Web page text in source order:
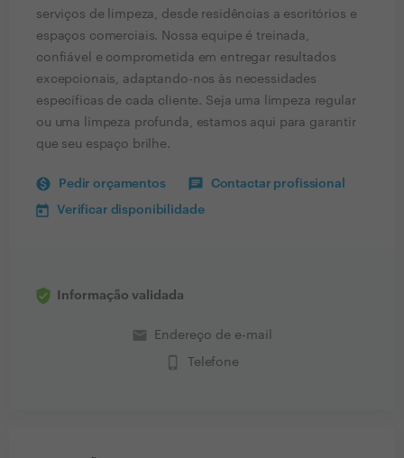
serviços de limpeza, desde residências a escritórios e
espaços comerciais. Nossa equipe é treinada,
confiável e comprometida em entregar resultados
excepcionais, adaptando-nos às necessidades
específicas de cada cliente. Seja uma limpeza regular
ou uma limpeza profunda, estamos aqui para garantir
que seu espaço brilhe.
Pedir orçamentos Contactar profissional
Verificar disponibilidade
Informação validada
email Endereço de e-mail
phone_iphone Telefone